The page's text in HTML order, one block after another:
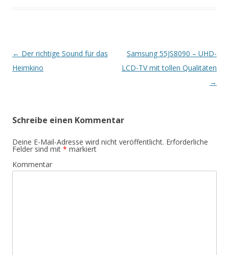
Artikel-
Navigation
← Der richtige Sound für das
Heimkino
Samsung 55JS8090 – UHD-
LCD-TV mit tollen Qualitäten
→
Schreibe einen Kommentar
Deine E-Mail-Adresse wird nicht veröffentlicht. Erforderliche
Felder sind mit * markiert
Kommentar